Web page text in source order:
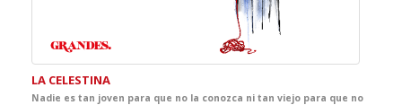
LA CELESTINA
Nadie es tan joven para que no la conozca ni tan viejo para que no